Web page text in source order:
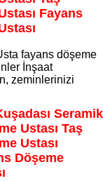
Fayans
fayans döşeme
İnşaat
zeminlerinizi
Usta
Seramik
Ustası Taş
Ustası
Döşeme